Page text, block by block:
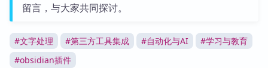
留言，与大家共同探讨。
#文字处理 #第三方工具集成 #自动化与AI #学习与教育
#obsidian插件